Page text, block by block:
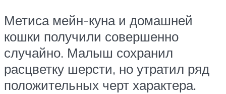
Метиса мейн-куна и домашней
кошки получили совершенно
случайно. Малыш сохранил
расцветку шерсти, но утратил ряд
положительных черт характера.